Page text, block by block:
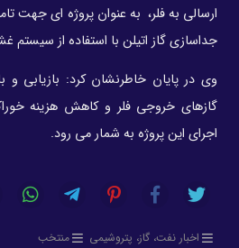
ارسالی به فلر، به عنوان پروژه ای جهت
جداسازی گاز اتیلن با استفاده از سیستم
وی در پایان خاطرنشان کرد: بازیابی و
گازهای خروجی فلر و کاهش هزینه
اجرای این پروژه به شمار می رود.
اخبار نفت، گاز، پتروشیمی منتخب